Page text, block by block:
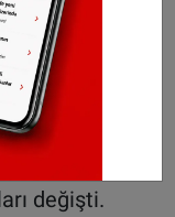
QR kodlar
yönelik
yerel
değişti.